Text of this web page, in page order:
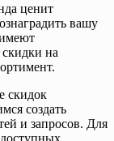
ценит
вашу
на
скидок
создать
и запросов. Для